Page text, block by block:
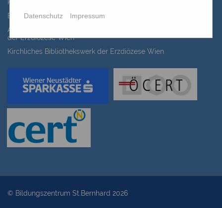
Katholisches Bildungswerk Wien
Bildung Regional
ANIMA, Bildungsinitiative für Frauen der Erwachsenenbildung
der Erzdiözese Wien
Kirchliches Bibliothekswerk der Erzdiözese Wien
© Bildungszentrum St.Bernhard 2026
Datenschutz Impressum